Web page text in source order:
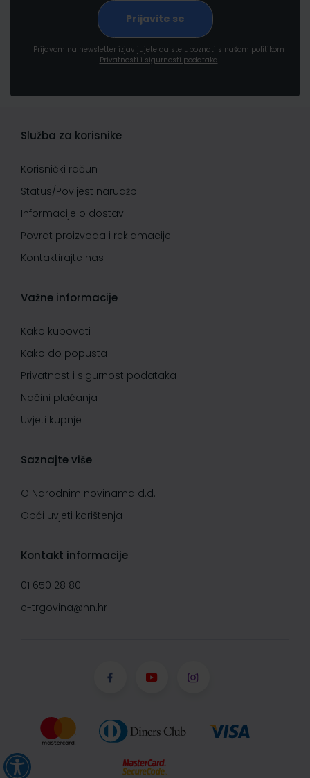
Prijavom na newsletter izjavljujete da ste upoznati s našom politikom
Privatnosti i sigurnosti podataka
Služba za korisnike
Korisnički račun
Status/Povijest narudžbi
Informacije o dostavi
Povrat proizvoda i reklamacije
Kontaktirajte nas
Važne informacije
Kako kupovati
Kako do popusta
Privatnost i sigurnost podataka
Načini plaćanja
Uvjeti kupnje
Saznajte više
O Narodnim novinama d.d.
Opći uvjeti korištenja
Kontakt informacije
01 650 28 80
e-trgovina@nn.hr